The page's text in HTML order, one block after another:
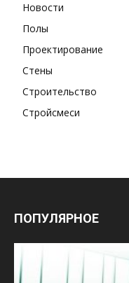
Новости
Полы
Проектирование
Стены
Строительство
Стройсмеси
ПОПУЛЯРНОЕ